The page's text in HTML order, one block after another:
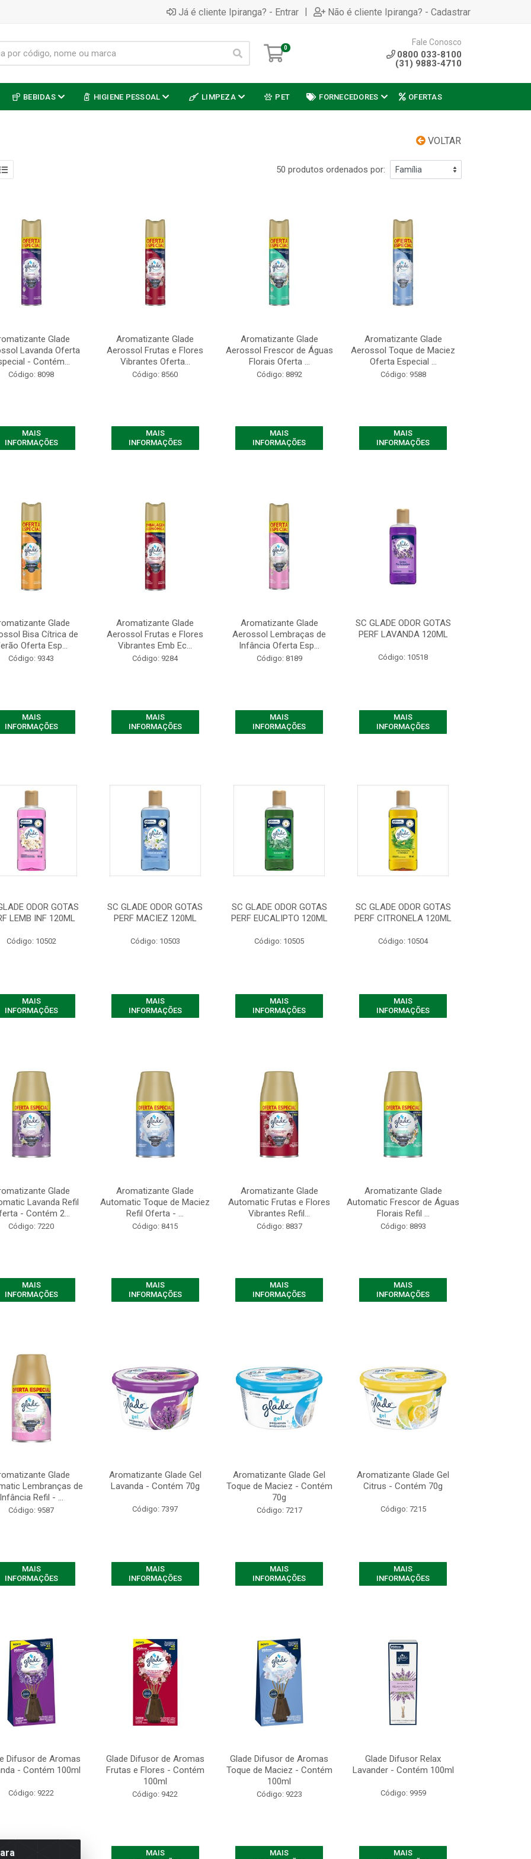
Já é cliente Ipiranga? - Entrar | Não é cliente Ipiranga? - Cadastrar
0
Fale Conosco
0800 033-8100
(31) 9883-4710
BEBIDAS HIGIENE PESSOAL LIMPEZA PET FORNECEDORES OFERTAS
VOLTAR
50 produtos ordenados por:
Glade
Lavanda Oferta
- Contém...
Código: 8098
MAIS
INFORMAÇÕES
Aromatizante Glade
Aerossol Frutas e Flores
Vibrantes Oferta...
Código: 8560
MAIS
INFORMAÇÕES
Aromatizante Glade
Aerossol Frescor de Águas
Florais Oferta ...
Código: 8892
MAIS
INFORMAÇÕES
Aromatizante Glade
Aerossol Toque de Maciez
Oferta Especial ...
Código: 9588
MAIS
INFORMAÇÕES
Glade
Bisa Cítrica de
Oferta Esp...
Código: 9343
MAIS
INFORMAÇÕES
Aromatizante Glade
Aerossol Frutas e Flores
Vibrantes Emb Ec...
Código: 9284
MAIS
INFORMAÇÕES
Aromatizante Glade
Aerossol Lembraças de
Infância Oferta Esp...
Código: 8189
MAIS
INFORMAÇÕES
SC GLADE ODOR GOTAS
PERF LAVANDA 120ML
Código: 10518
MAIS
INFORMAÇÕES
ODOR GOTAS
LEMB INF 120ML
Código: 10502
MAIS
INFORMAÇÕES
SC GLADE ODOR GOTAS
PERF MACIEZ 120ML
Código: 10503
MAIS
INFORMAÇÕES
SC GLADE ODOR GOTAS
PERF EUCALIPTO 120ML
Código: 10505
MAIS
INFORMAÇÕES
SC GLADE ODOR GOTAS
PERF CITRONELA 120ML
Código: 10504
MAIS
INFORMAÇÕES
Glade
Lavanda Refil
- Contém 2...
Código: 7220
MAIS
INFORMAÇÕES
Aromatizante Glade
Automatic Toque de Maciez
Refil Oferta - ...
Código: 8415
MAIS
INFORMAÇÕES
Aromatizante Glade
Automatic Frutas e Flores
Vibrantes Refil...
Código: 8837
MAIS
INFORMAÇÕES
Aromatizante Glade
Automatic Frescor de Águas
Florais Refil ...
Código: 8893
MAIS
INFORMAÇÕES
Glade
Lembranças de
Infância Refil - ...
Código: 9587
MAIS
INFORMAÇÕES
Aromatizante Glade Gel
Lavanda - Contém 70g
Código: 7397
MAIS
INFORMAÇÕES
Aromatizante Glade Gel
Toque de Maciez - Contém
70g
Código: 7217
MAIS
INFORMAÇÕES
Aromatizante Glade Gel
Citrus - Contém 70g
Código: 7215
MAIS
INFORMAÇÕES
Difusor de Aromas
- Contém 100ml
Código: 9222
Glade Difusor de Aromas
Frutas e Flores - Contém
100ml
Código: 9422
MAIS
Glade Difusor de Aromas
Toque de Maciez - Contém
100ml
Código: 9223
MAIS
Glade Difusor Relax
Lavander - Contém 100ml
Código: 9959
MAIS